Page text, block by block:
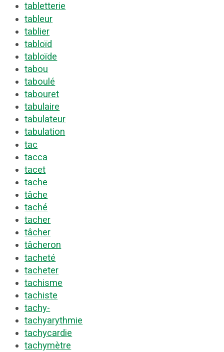
tabletterie
tableur
tablier
tabloïd
tabloïde
tabou
taboulé
tabouret
tabulaire
tabulateur
tabulation
tac
tacca
tacet
tache
tâche
taché
tacher
tâcher
tâcheron
tacheté
tacheter
tachisme
tachiste
tachy-
tachyarythmie
tachycardie
tachymètre